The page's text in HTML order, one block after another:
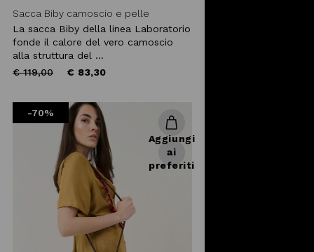
Sacca Biby camoscio e pelle
La sacca Biby della linea Laboratorio
fonde il calore del vero camoscio
alla struttura del ...
Price
€ 119,00to € 83,30
-70%
Aggiungi
ai
preferiti